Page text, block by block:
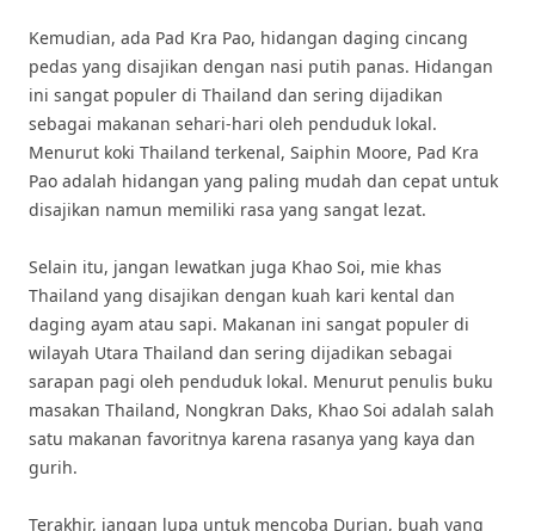
Kemudian, ada Pad Kra Pao, hidangan daging cincang
pedas yang disajikan dengan nasi putih panas. Hidangan
ini sangat populer di Thailand dan sering dijadikan
sebagai makanan sehari-hari oleh penduduk lokal.
Menurut koki Thailand terkenal, Saiphin Moore, Pad Kra
Pao adalah hidangan yang paling mudah dan cepat untuk
disajikan namun memiliki rasa yang sangat lezat.
Selain itu, jangan lewatkan juga Khao Soi, mie khas
Thailand yang disajikan dengan kuah kari kental dan
daging ayam atau sapi. Makanan ini sangat populer di
wilayah Utara Thailand dan sering dijadikan sebagai
sarapan pagi oleh penduduk lokal. Menurut penulis buku
masakan Thailand, Nongkran Daks, Khao Soi adalah salah
satu makanan favoritnya karena rasanya yang kaya dan
gurih.
Terakhir, jangan lupa untuk mencoba Durian, buah yang